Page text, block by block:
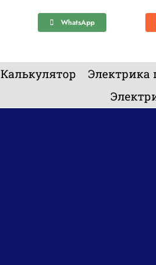
WhatsApp
Калькулятор
Электрика